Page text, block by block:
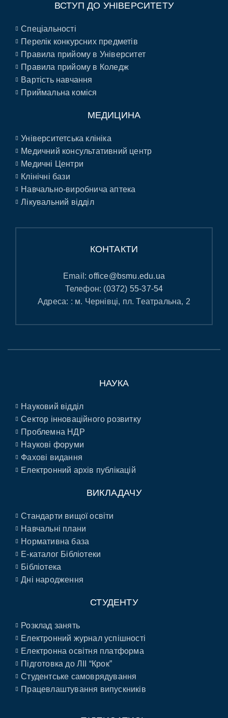
ВСТУП ДО УНІВЕРСИТЕТУ
Спеціальності
Перелік конкурсних предметів
Правила прийому в Університет
Правила прийому в Коледж
Вартість навчання
Приймальна коміся
МЕДИЦИНА
Університетська клініка
Медичний консультативний центр
Медичні Центри
Клінічні бази
Навчально-виробнича аптека
Лікувальний відділ
КОНТАКТИ
Email:office@bsmu.edu.ua
Телефон: (0372) 55-37-54
Адреса: : м. Чернівці, пл. Театральна, 2
НАУКА
Науковий відділ
Сектор інноваційного розвитку
Проблемна НДР
Наукові форуми
Фахові видання
Електронний архів публікацій
ВИКЛАДАЧУ
Стандарти вищої освіти
Навчальні плани
Нормативна база
E-каталог Бібліотеки
Бібліотека
Дні народження
СТУДЕНТУ
Розклад занять
Електронний журнал успішності
Електронна освітня платформа
Підготовка до ЛІІ “Крок”
Студентське самоврядування
Працевлаштування випускників